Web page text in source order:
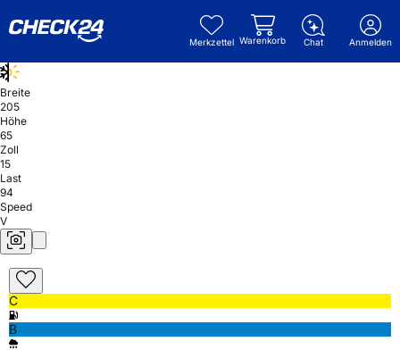
Merkzettel Warenkorb Chat Anmelden
Breite
205
Höhe
65
Zoll
15
Last
94
Speed
V
C
B